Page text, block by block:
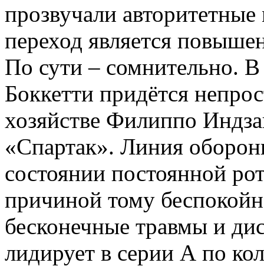
прозвучали
переход является
По сути – сомнительно.
Боккетти придётся
хозяйстве Филиппо
«Спартак». Линия
состоянии постоянной
причиной тому
бесконечные травмы и
лидирует в серии А по